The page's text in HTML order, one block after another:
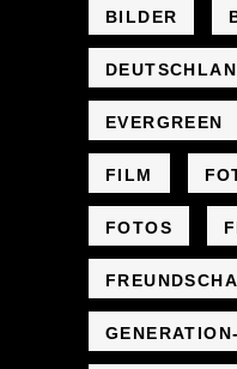
BILDER
EVERGREEN
FILM
FOTOS